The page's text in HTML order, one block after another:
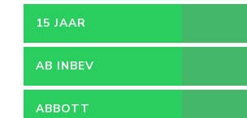
15 JAAR
AB INBEV
ABBOTT